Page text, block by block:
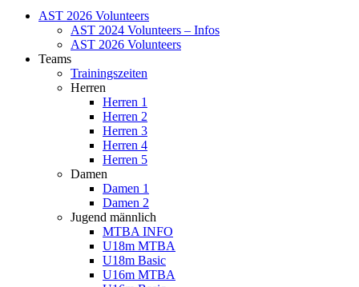
AST 2026 Volunteers
AST 2024 Volunteers – Infos
AST 2026 Volunteers
Teams
Trainingszeiten
Herren
Herren 1
Herren 2
Herren 3
Herren 4
Herren 5
Damen
Damen 1
Damen 2
Jugend männlich
MTBA INFO
U18m MTBA
U18m Basic
U16m MTBA